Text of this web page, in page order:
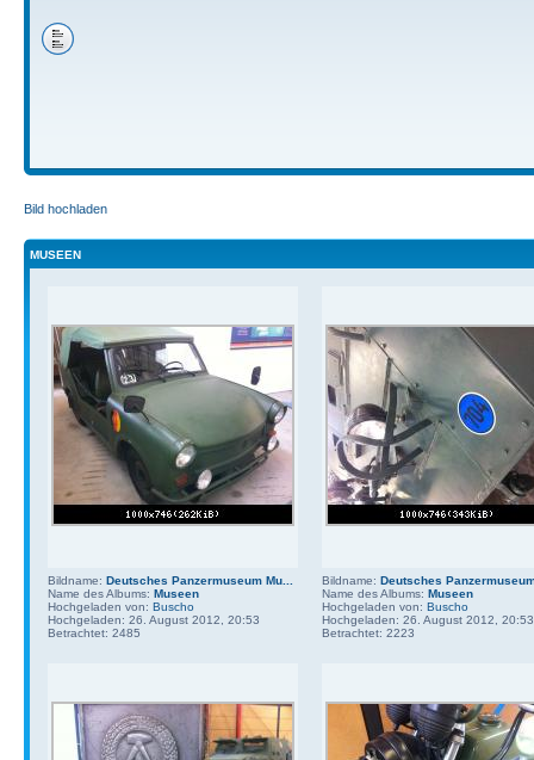
Bild hochladen
MUSEEN
Bildname: Deutsches Panzermuseum Mu...
Name des Albums: Museen
Hochgeladen von: Buscho
Hochgeladen: 26. August 2012, 20:53
Betrachtet: 2485
Bildname: Deutsches
Name des Albums: Museen
Hochgeladen von: Buscho
Hochgeladen: 26. August 2012, 20:53
Betrachtet: 2223